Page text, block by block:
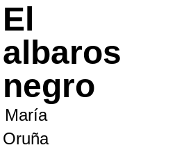
El
albaros
negro
María
Oruña